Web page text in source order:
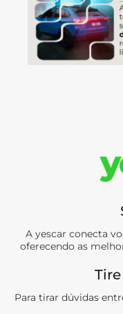
A yescar conecta
oferecendo as
Para tirar dúvidas